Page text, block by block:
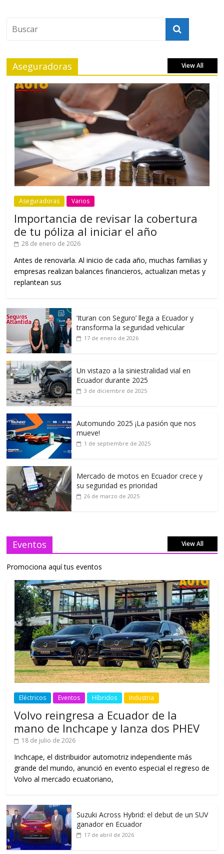
Aseguradoras View All
Aseguradoras Varios
Importancia de revisar la cobertura
de tu póliza al iniciar el año
28 de enero de 2026
Antes de renovarla. Al inicio de cada año, muchas familias y
empresas realizan balances financieros, actualizan metas y
replantean sus
‘Ituran con Seguro’ llega a Ecuador y
transforma la seguridad vehicular
17 de enero de 2026
Un vistazo a la siniestralidad vial en
Ecuador durante 2025
3 de diciembre de 2025
Automundo 2025 ¡La pasión que nos
mueve!
1 de septiembre de 2025
Mercado de motos en Ecuador crece y
su seguridad es prioridad
26 de marzo de 2025
Eventos View All
Promociona aquí tus eventos
Eléctricos Eventos Híbridos Industria
Volvo reingresa a Ecuador de la
mano de Inchcape y lanza dos PHEV
18 de julio de 2026
Inchcape, el distribuidor automotriz independiente más
grande del mundo, anunció en evento especial el regreso de
Volvo al mercado ecuatoriano,
Suzuki Across Hybrid: el debut de un SUV
ganador en Ecuador
17 de abril de 2026